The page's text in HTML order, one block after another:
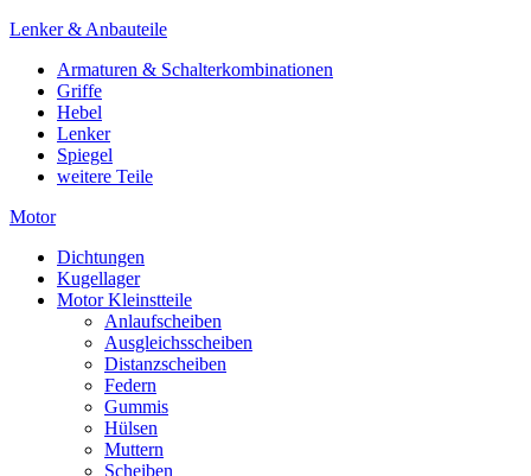
Lenker & Anbauteile
Armaturen & Schalterkombinationen
Griffe
Hebel
Lenker
Spiegel
weitere Teile
Motor
Dichtungen
Kugellager
Motor Kleinstteile
Anlaufscheiben
Ausgleichsscheiben
Distanzscheiben
Federn
Gummis
Hülsen
Muttern
Scheiben